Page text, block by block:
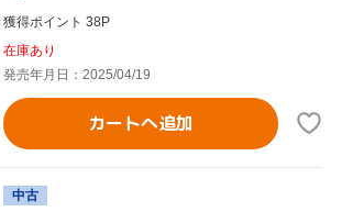
獲得ポイント 38P
在庫あり
発売年月日：2025/04/19
カートへ追加
中古